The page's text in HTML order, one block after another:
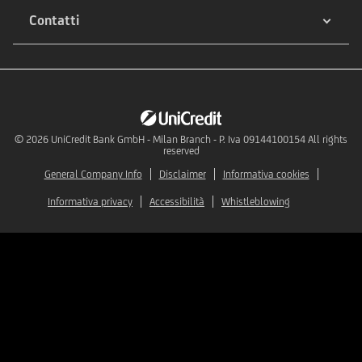
Contatti
© 2026 UniCredit Bank GmbH - Milan Branch - P. Iva 09144100154 All rights
reserved
General Company Info
Disclaimer Informativa cookies
Informativa privacy Accessibilità Whistleblowing